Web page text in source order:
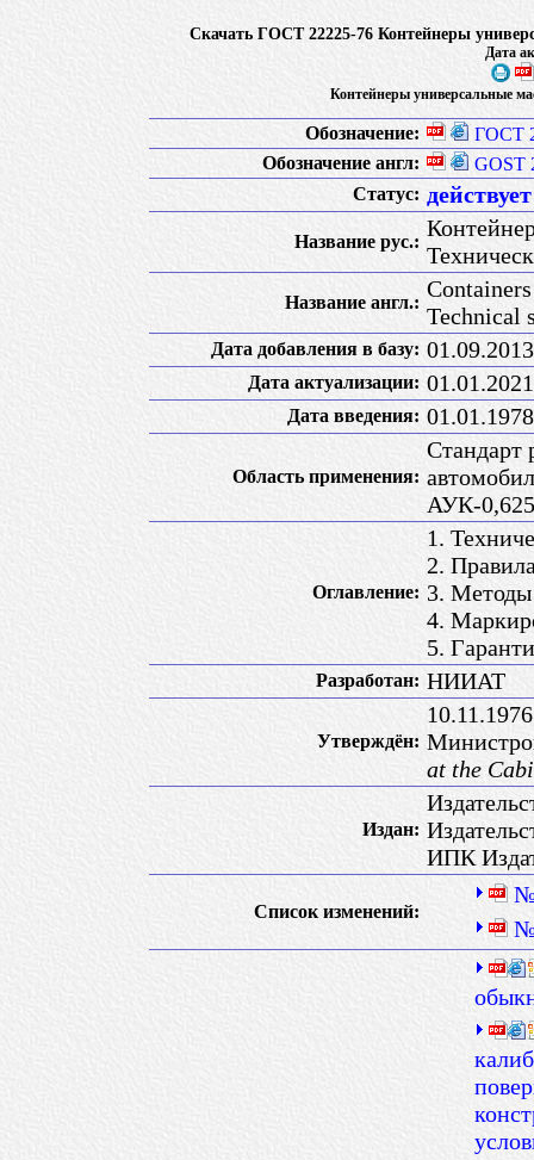
Скачать ГОСТ 22225-76 Контейнеры
Дата
Контейнеры универсальные
Обозначение:
ГОСТ
Обозначение англ:
GOST
Статус: действует
Название рус.:
Название англ.:
Technical
Дата добавления в базу: 01.09.2013
Дата актуализации: 01.01.2021
Дата введения: 01.01.1978
Область применения:
Стандарт
АУК-
Оглавление:
1.
2.
3.
4.
5.
Разработан: НИИАТ
Утверждён:
at the
Издан:
ИПК
Список изменений:
№
№